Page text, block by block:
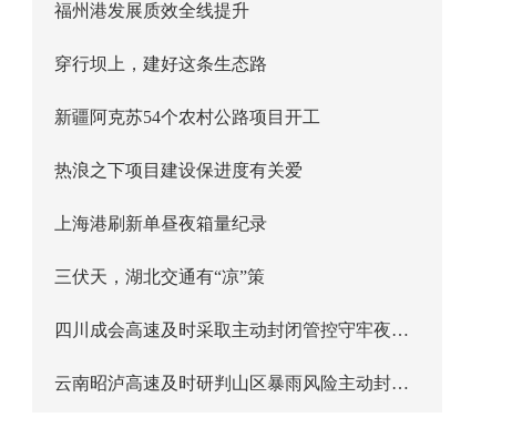
福州港发展质效全线提升
穿行坝上，建好这条生态路
新疆阿克苏54个农村公路项目开工
热浪之下项目建设保进度有关爱
上海港刷新单昼夜箱量纪录
三伏天，湖北交通有“凉”策
四川成会高速及时采取主动封闭管控守牢夜间安全防线
云南昭泸高速及时研判山区暴雨风险主动封闭管控